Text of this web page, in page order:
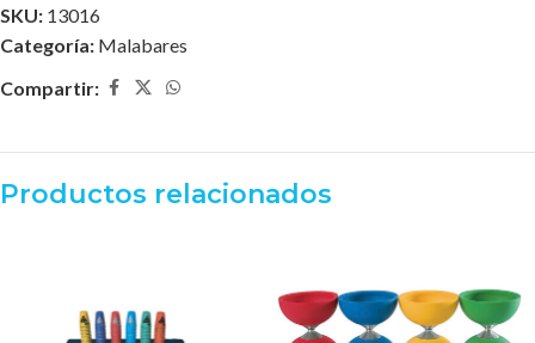
SKU: 13016
Categoría: Malabares
Compartir:
Productos relacionados